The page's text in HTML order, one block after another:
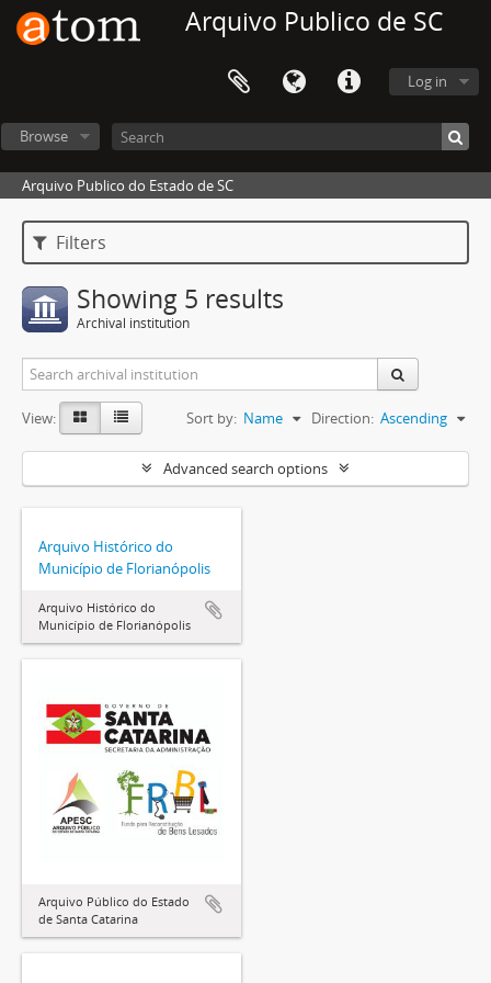
Arquivo Publico de SC
Log in
Browse
Arquivo Publico do Estado de SC
Filters
Showing 5 results
Archival institution
View: Sort by: Name Direction: Ascending
Advanced search options
Arquivo Histórico do
Município de Florianópolis
Arquivo Histórico do
Município de Florianópolis
Arquivo Público do Estado
de Santa Catarina